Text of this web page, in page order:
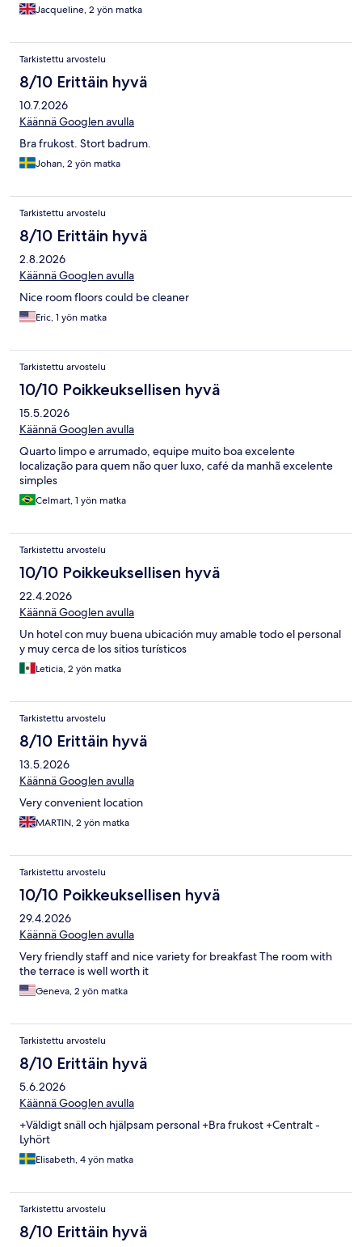
Jacqueline, 2 yön matka
Tarkistettu arvostelu
8/10 Erittäin hyvä
10.7.2026
Käännä Googlen avulla
Bra frukost. Stort badrum.
Johan, 2 yön matka
Tarkistettu arvostelu
8/10 Erittäin hyvä
2.8.2026
Käännä Googlen avulla
Nice room floors could be cleaner
Eric, 1 yön matka
Tarkistettu arvostelu
10/10 Poikkeuksellisen hyvä
15.5.2026
Käännä Googlen avulla
Quarto limpo e arrumado, equipe muito boa excelente
localização para quem não quer luxo, café da manhã excelente
simples
Celmart, 1 yön matka
Tarkistettu arvostelu
10/10 Poikkeuksellisen hyvä
22.4.2026
Käännä Googlen avulla
Un hotel con muy buena ubicación muy amable todo el personal
y muy cerca de los sitios turísticos
Leticia, 2 yön matka
Tarkistettu arvostelu
8/10 Erittäin hyvä
13.5.2026
Käännä Googlen avulla
Very convenient location
MARTIN, 2 yön matka
Tarkistettu arvostelu
10/10 Poikkeuksellisen hyvä
29.4.2026
Käännä Googlen avulla
Very friendly staff and nice variety for breakfast The room with
the terrace is well worth it
Geneva, 2 yön matka
Tarkistettu arvostelu
8/10 Erittäin hyvä
5.6.2026
Käännä Googlen avulla
+Väldigt snäll och hjälpsam personal +Bra frukost +Centralt -
Lyhört
Elisabeth, 4 yön matka
Tarkistettu arvostelu
8/10 Erittäin hyvä